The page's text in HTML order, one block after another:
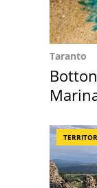
Taranto